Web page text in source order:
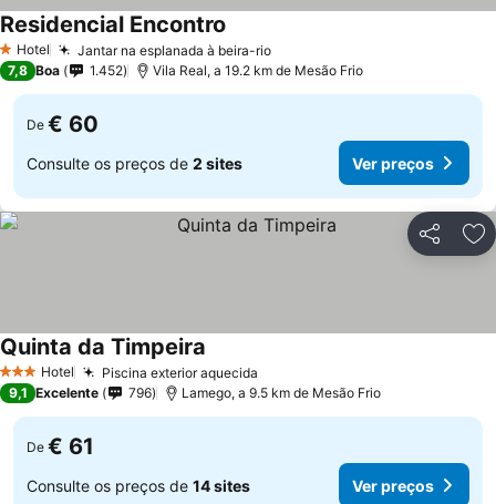
1 Estrelas
Hotel Jantar na esplanada à beira-rio
Residencial Encontro
7,8 Boa 1.452 Vila Real, a 19.2 km de Mesão Frio
De € 60
Consulte os preços de 2 sites Ver preços
Partilhar
3 EstrelasHotel Piscina exterior aquecida
Quinta da Timpeira
9,1 Excelente 796 Lamego, a 9.5 km de Mesão Frio
De € 61
Consulte os preços de 14 sites Ver preços